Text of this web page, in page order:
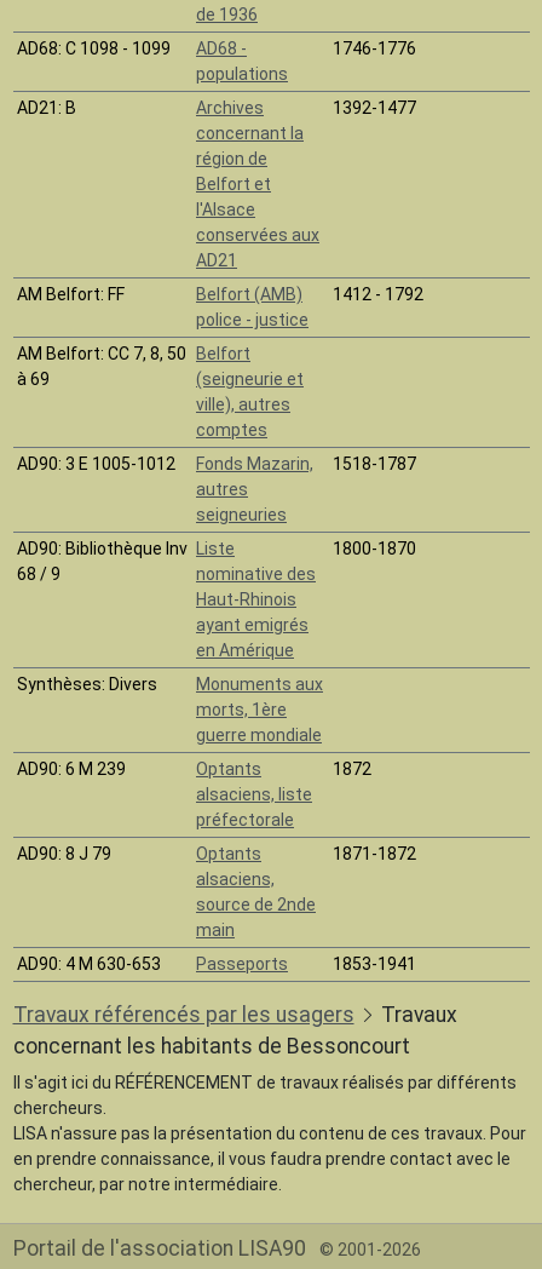
de 1936
AD68: C 1098 - 1099
AD68 -
populations
1746-1776
AD21 : B
Archives
concernant la
région de
Belfort et
l'Alsace
conservées aux
AD21
1392-1477
AM Belfort: FF
Belfort (AMB)
police - justice
1412 - 1792
AM Belfort: CC 7, 8, 50
à 69
Belfort
(seigneurie et
ville), autres
comptes
AD90: 3 E 1005-1012
Fonds Mazarin,
autres
seigneuries
1518-1787
AD90: Bibliothèque Inv
68 / 9
Liste
nominative des
Haut-Rhinois
ayant emigrés
en Amérique
1800-1870
Synthèses: Divers
Monuments aux
morts, 1ère
guerre mondiale
AD90: 6 M 239
Optants
alsaciens, liste
préfectorale
1872
AD90: 8 J 79
Optants
alsaciens,
source de 2nde
main
1871-1872
AD90: 4 M 630-653 Passeports 1853-1941
Travaux référencés par les usagers
Travaux
concernant les habitants de Bessoncourt
Il s'agit ici du RÉFÉRENCEMENT de travaux réalisés par différents
chercheurs.
LISA n'assure pas la présentation du contenu de ces travaux. Pour
en prendre connaissance, il vous faudra prendre contact avec le
chercheur, par notre intermédiaire.
Portail de l'association LISA90
© 2001-2026